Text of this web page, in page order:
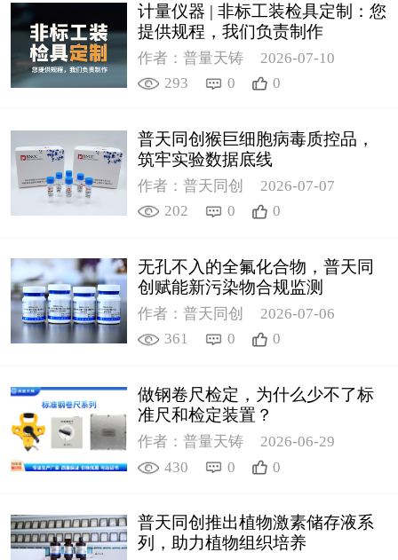
计量仪器 | 非标工装检具定制：您
提供规程，我们负责制作
作者：普量天铸
2026-07-10
293
0 0
普天同创猴巨细胞病毒质控品，
筑牢实验数据底线
作者：普天同创
2026-07-07
202
0 0
无孔不入的全氟化合物，普天同
创赋能新污染物合规监测
作者：普天同创
2026-07-06
361
0 0
做钢卷尺检定，为什么少不了标
准尺和检定装置？
作者：普量天铸
2026-06-29
430
0 0
普天同创推出植物激素储存液系
列，助力植物组织培养